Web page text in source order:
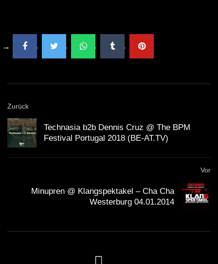
Zurück
Technasia b2b Dennis Cruz @ The BPM
Festival Portugal 2018 (BE-AT.TV)
Vor
Minupren @ Klangspektakel – Cha Cha
Westerburg 04.01.2014